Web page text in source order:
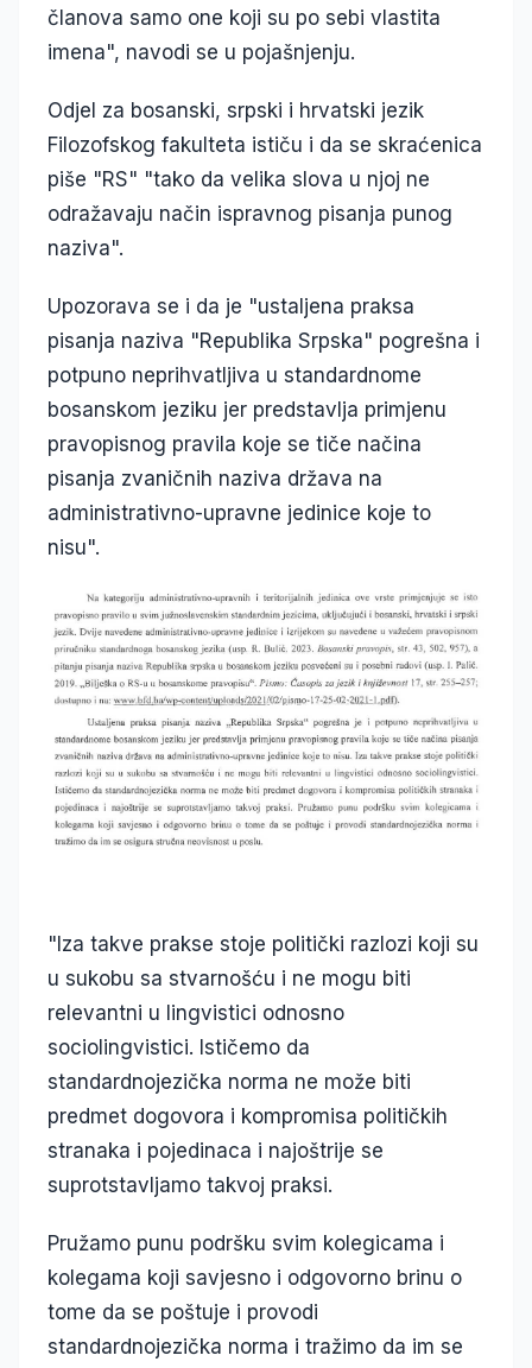
članova samo one koji su po sebi vlastita
imena", navodi se u pojašnjenju.
Odjel za bosanski, srpski i hrvatski jezik
Filozofskog fakulteta ističu i da se skraćenica
piše "RS" "tako da velika slova u njoj ne
odražavaju način ispravnog pisanja punog
naziva".
Upozorava se i da je "ustaljena praksa
pisanja naziva "Republika Srpska" pogrešna i
potpuno neprihvatljiva u standardnome
bosanskom jeziku jer predstavlja primjenu
pravopisnog pravila koje se tiče načina
pisanja zvaničnih naziva država na
administrativno-upravne jedinice koje to
nisu".
"Iza takve prakse stoje politički razlozi koji su
u sukobu sa stvarnošću i ne mogu biti
relevantni u lingvistici odnosno
sociolingvistici. Ističemo da
standardnojezička norma ne može biti
predmet dogovora i kompromisa političkih
stranaka i pojedinaca i najoštrije se
suprotstavljamo takvoj praksi.
Pružamo punu podršku svim kolegicama i
kolegama koji savjesno i odgovorno brinu o
tome da se poštuje i provodi
standardnojezička norma i tražimo da im se